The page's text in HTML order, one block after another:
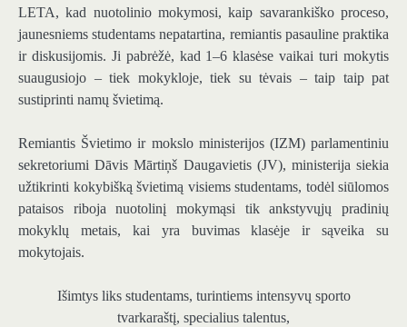
LETA, kad nuotolinio mokymosi, kaip savarankiško proceso,
jaunesniems studentams nepatartina, remiantis pasauline praktika
ir diskusijomis. Ji pabrėžė, kad 1–6 klasėse vaikai turi mokytis
suaugusiojo – tiek mokykloje, tiek su tėvais – taip taip pat
sustiprinti namų švietimą.
Remiantis Švietimo ir mokslo ministerijos (IZM) parlamentiniu
sekretoriumi Dāvis Mārtiņš Daugavietis (JV), ministerija siekia
užtikrinti kokybišką švietimą visiems studentams, todėl siūlomos
pataisos riboja nuotolinį mokymąsi tik ankstyvųjų pradinių
mokyklų metais, kai yra buvimas klasėje ir sąveika su
mokytojais.
Išimtys liks studentams, turintiems intensyvų sporto
tvarkaraštį, specialius talentus,